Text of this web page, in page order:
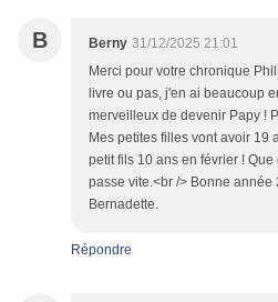
B Berny 31/12/2025 21:01
Merci pour votre chronique
livre ou pas, j'en ai beaucoup
merveilleux de devenir Papy !
Mes petites filles vont avoir 19
petit fils 10 ans en février !
passe vite.<br /> Bonne année
Bernadette.
Répondre